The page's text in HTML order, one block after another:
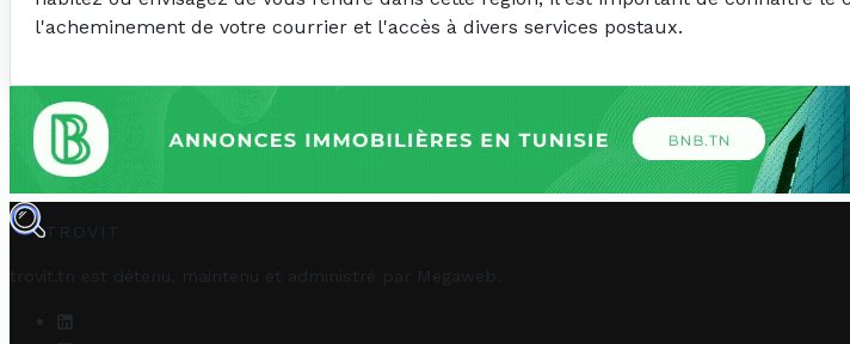
l'acheminement de votre courrier et l'accès à divers services postaux.
TROVIT
trovit.tn est détenu, maintenu et administré par Megaweb